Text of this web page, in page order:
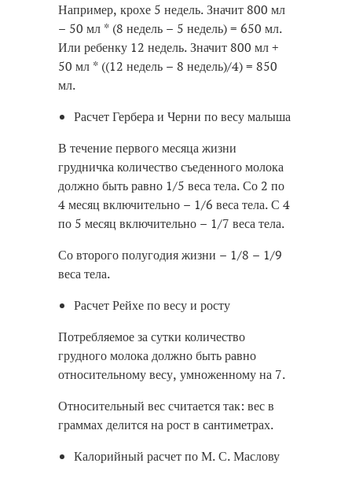
Например, крохе 5 недель. Значит 800 мл
– 50 мл * (8 недель – 5 недель) = 650 мл.
Или ребенку 12 недель. Значит 800 мл +
50 мл * ((12 недель – 8 недель)/4) = 850
мл.
Расчет Гербера и Черни по весу малыша
В течение первого месяца жизни
грудничка количество съеденного молока
должно быть равно 1/5 веса тела. Со 2 по
4 месяц включительно – 1/6 веса тела. С 4
по 5 месяц включительно – 1/7 веса тела.
Со второго полугодия жизни – 1/8 – 1/9
веса тела.
Расчет Рейхе по весу и росту
Потребляемое за сутки количество
грудного молока должно быть равно
относительному весу, умноженному на 7.
Относительный вес считается так: вес в
граммах делится на рост в сантиметрах.
Калорийный расчет по М. С. Маслову